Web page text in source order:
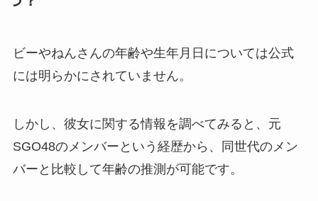
ビーやねんさんの年齢や生年月日については公式
には明らかにされていません。
しかし、彼女に関する情報を調べてみると、元
SGO48のメンバーという経歴から、同世代のメン
バーと比較して年齢の推測が可能です。